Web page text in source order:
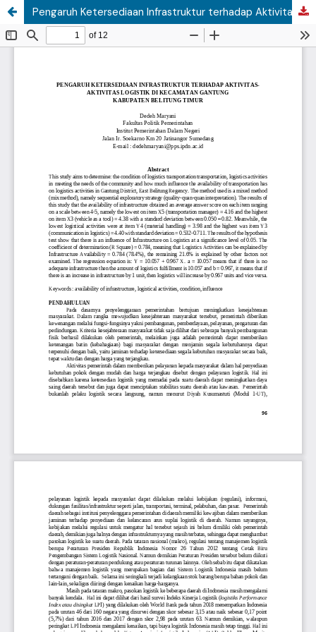
Pengaruh Ketersediaan Infrastruktur terhadap Aktivitas-aktivitas Logistik di Kecamatan Gantung Kabupaten Belitung Timur